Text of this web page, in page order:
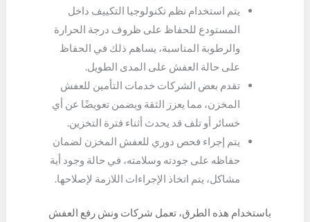
يتم استخدام نظم تكنولوجيا التكييف داخل
المستودع للحفاظ على ظروف درجة الحرارة
والرطوبة المناسبة، يساهم ذلك في الحفاظ
على حالة العفش على المدى الطويل.
تقدم بعض الشركات خدمات التأمين للعفش
المخزن، مما يعزز الثقة ويضمن تعويضًا عن أي
خسائر أو تلف قد يحدث أثناء فترة التخزين.
يتم إجراء فحص دوري للعفش المخزن لضمان
حفاظه على جودته وسلامته، في حالة وجود أية
مشاكل، يتم اتخاذ الإجراءات اللازمة لإصلاحها.
باستخدام هذه الطرق، تعمل شركات ونش رفع العفش